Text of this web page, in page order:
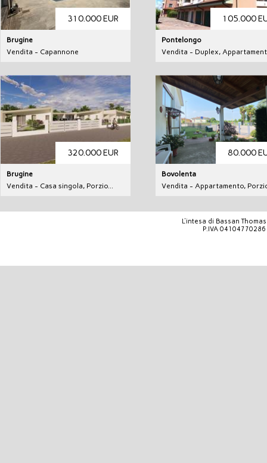
310.000 EUR
Brugine
Vendita - Capannone
105.000
Pontelongo
Vendita - Duplex,
320.000 EUR
Brugine
Vendita - Casa singola, Porzio...
80.000
Bovolenta
Vendita - Appartamento,
L'intesa di Bassan
P.IVA